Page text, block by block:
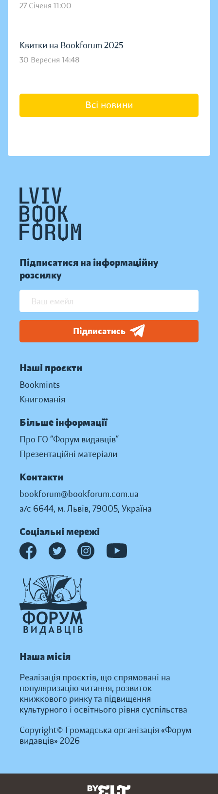
27 Січеня 11:00
Квитки на Bookforum 2025
30 Вересня 14:48
Всі новини
Підписатися на інформаційну
розсилку
Підписатись
Наші проєкти
Bookmints
Книгоманія
Більше інформації
Про ГО “Форум видавців”
Презентаційні матеріали
Контакти
bookforum@bookforum.com.ua
а/с 6644, м. Львів, 79005, Україна
Соціальні мережі
Наша місія
Реалізація проєктів, що спрямовані на
популяризацію читання, розвиток
книжкового ринку та підвищення
культурного і освітнього рівня суспільства
Copyright© Громадська організація «Форум
видавців» 2026